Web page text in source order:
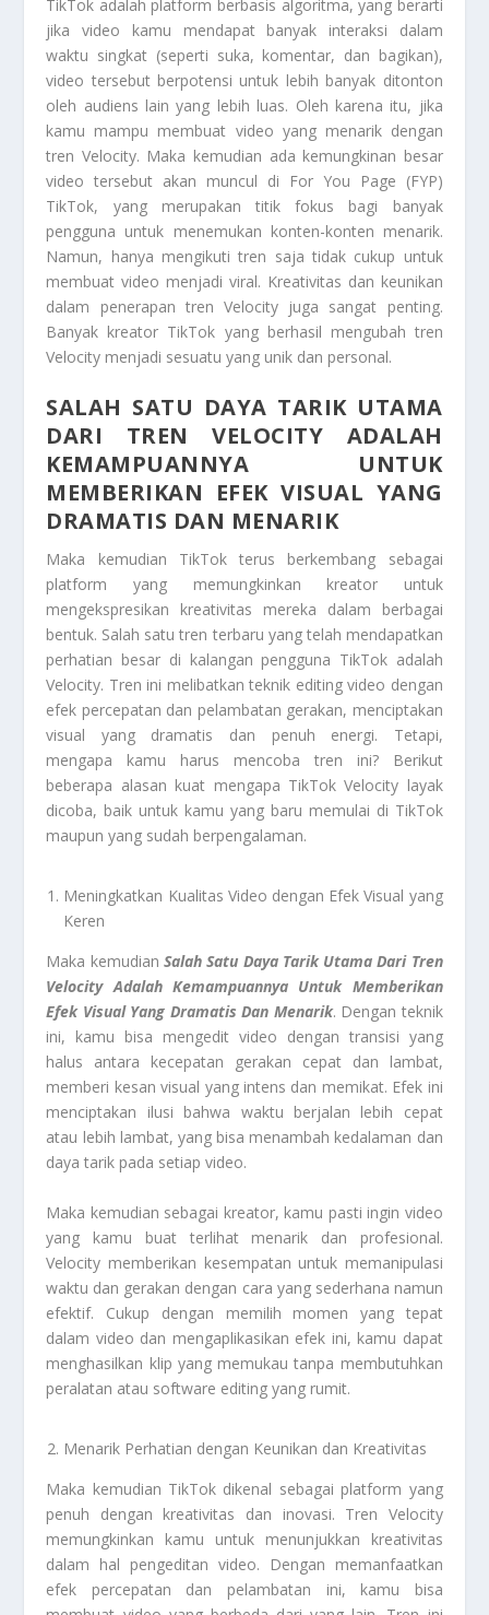
TikTok adalah platform berbasis algoritma, yang berarti
jika video kamu mendapat banyak interaksi dalam
waktu singkat (seperti suka, komentar, dan bagikan),
video tersebut berpotensi untuk lebih banyak ditonton
oleh audiens lain yang lebih luas. Oleh karena itu, jika
kamu mampu membuat video yang menarik dengan
tren Velocity. Maka kemudian ada kemungkinan besar
video tersebut akan muncul di For You Page (FYP)
TikTok, yang merupakan titik fokus bagi banyak
pengguna untuk menemukan konten-konten menarik.
Namun, hanya mengikuti tren saja tidak cukup untuk
membuat video menjadi viral. Kreativitas dan keunikan
dalam penerapan tren Velocity juga sangat penting.
Banyak kreator TikTok yang berhasil mengubah tren
Velocity menjadi sesuatu yang unik dan personal.
SALAH SATU DAYA TARIK UTAMA
DARI TREN VELOCITY ADALAH
KEMAMPUANNYA UNTUK
MEMBERIKAN EFEK VISUAL YANG
DRAMATIS DAN MENARIK
Maka kemudian TikTok terus berkembang sebagai
platform yang memungkinkan kreator untuk
mengekspresikan kreativitas mereka dalam berbagai
bentuk. Salah satu tren terbaru yang telah mendapatkan
perhatian besar di kalangan pengguna TikTok adalah
Velocity. Tren ini melibatkan teknik editing video dengan
efek percepatan dan pelambatan gerakan, menciptakan
visual yang dramatis dan penuh energi. Tetapi,
mengapa kamu harus mencoba tren ini? Berikut
beberapa alasan kuat mengapa TikTok Velocity layak
dicoba, baik untuk kamu yang baru memulai di TikTok
maupun yang sudah berpengalaman.
Meningkatkan Kualitas Video dengan Efek Visual yang
Keren
Maka kemudian Salah Satu Daya Tarik Utama Dari Tren
Velocity Adalah Kemampuannya Untuk Memberikan
Efek Visual Yang Dramatis Dan Menarik. Dengan teknik
ini, kamu bisa mengedit video dengan transisi yang
halus antara kecepatan gerakan cepat dan lambat,
memberi kesan visual yang intens dan memikat. Efek ini
menciptakan ilusi bahwa waktu berjalan lebih cepat
atau lebih lambat, yang bisa menambah kedalaman dan
daya tarik pada setiap video.
Maka kemudian sebagai kreator, kamu pasti ingin video
yang kamu buat terlihat menarik dan profesional.
Velocity memberikan kesempatan untuk memanipulasi
waktu dan gerakan dengan cara yang sederhana namun
efektif. Cukup dengan memilih momen yang tepat
dalam video dan mengaplikasikan efek ini, kamu dapat
menghasilkan klip yang memukau tanpa membutuhkan
peralatan atau software editing yang rumit.
Menarik Perhatian dengan Keunikan dan Kreativitas
Maka kemudian TikTok dikenal sebagai platform yang
penuh dengan kreativitas dan inovasi. Tren Velocity
memungkinkan kamu untuk menunjukkan kreativitas
dalam hal pengeditan video. Dengan memanfaatkan
efek percepatan dan pelambatan ini, kamu bisa